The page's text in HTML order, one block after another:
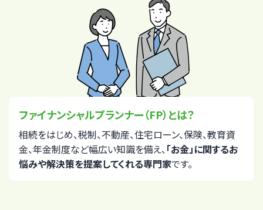
ファイナンシャルプランナー（FP）とは？
相続をはじめ、税制、不動産、住宅ローン、保険、教育資
金、年金制度など幅広い知識を備え、「お金」に関するお
悩みや解決策を提案してくれる専門家です。